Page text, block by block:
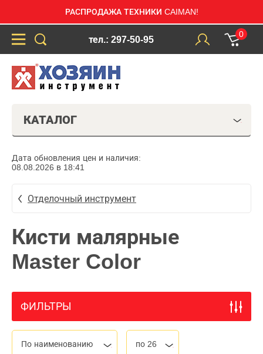
РАСПРОДАЖА ТЕХНИКИ CAIMAN!
тел.: 297-50-95
0
КАТАЛОГ
Дата обновления цен и наличия:
08.08.2026 в 18:41
Отделочный инструмент
Кисти малярные
Master Color
ФИЛЬТРЫ
По наименованию по 26